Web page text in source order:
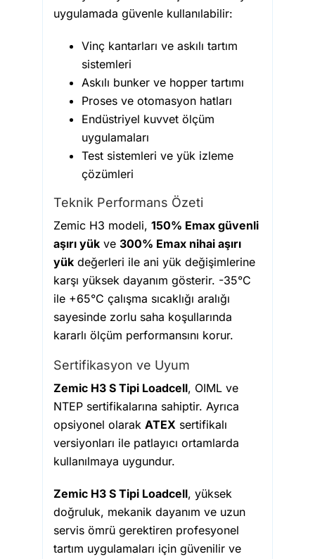
uygulamada güvenle kullanılabilir:
Vinç kantarları ve askılı tartım
sistemleri
Askılı bunker ve hopper tartımı
Proses ve otomasyon hatları
Endüstriyel kuvvet ölçüm
uygulamaları
Test sistemleri ve yük izleme
çözümleri
Teknik Performans Özeti
Zemic H3 modeli, 150% Emax güvenli
aşırı yükve 300% Emax nihai aşırı
yükdeğerleri ile ani yük değişimlerine
karşı yüksek dayanım gösterir. -35°C
ile +65°C çalışma sıcaklığı aralığı
sayesinde zorlu saha koşullarında
kararlı ölçüm performansını korur.
Sertifikasyon ve Uyum
Zemic H3 S Tipi Loadcell, OIML ve
NTEP sertifikalarına sahiptir. Ayrıca
opsiyonel olarak ATEXsertifikalı
versiyonları ile patlayıcı ortamlarda
kullanılmaya uygundur.
Zemic H3 S Tipi Loadcell, yüksek
doğruluk, mekanik dayanım ve uzun
servis ömrü gerektiren profesyonel
tartım uygulamaları için güvenilir ve